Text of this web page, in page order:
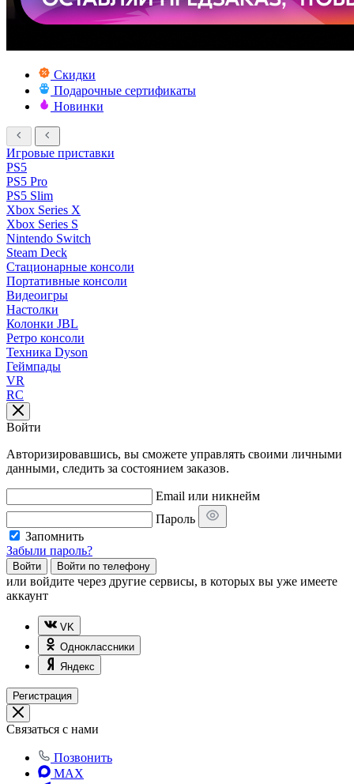
Скидки
Подарочные сертификаты
Новинки
Игровые приставки
PS5
PS5 Pro
PS5 Slim
Xbox Series X
Xbox Series S
Nintendo Switch
Steam Deck
Стационарные консоли
Портативные консоли
Видеоигры
Настолки
Колонки JBL
Ретро консоли
Техника Dyson
Геймпады
VR
RC
Войти
Авторизировавшись, вы сможете управлять своими личными
данными, следить за состоянием заказов.
Email или никнейм
Пароль
Запомнить
Забыли пароль?
Войти Войти по телефону
или войдите через другие сервисы, в которых вы уже имеете
аккаунт
VK
Одноклассники
Яндекс
Регистрация
Связаться с нами
Позвонить
MAX